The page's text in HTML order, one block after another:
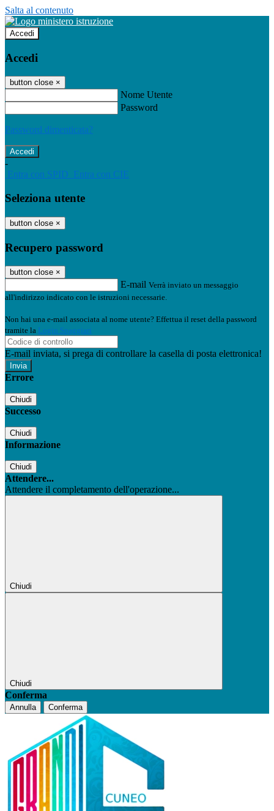
Salta al contenuto
Accedi
Accedi
button close ×
Nome Utente
Password
Password dimenticata?
-
Entra con SPID Entra con CIE
Seleziona utente
button close ×
Recupero password
button close ×
E-mail Verrà inviato un messaggio
all'indirizzo indicato con le istruzioni necessarie.
Non hai una e-mail associata al nome utente? Effettua il reset della password
tramite la Login Spaggiari
E-mail inviata, si prega di controllare la casella di posta elettronica!
Errore
Chiudi
Successo
Chiudi
Informazione
Chiudi
Attendere...
Attendere il completamento dell'operazione...
Chiudi
Chiudi
Conferma
Annulla Conferma